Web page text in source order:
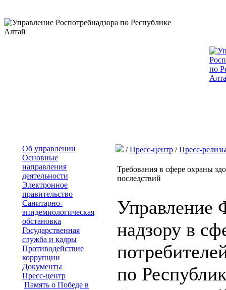
Об управлении
Основные
направления
деятельности
Электронное
правительство
Санитарно-
эпидемиологическая
обстановка
Государственная
служба и кадры
Противодействие
коррупции
Документы
Пресс-центр
Память о Победе в
/Пресс-центр /Пресс-
Требования в сфере охраны
последствий
Управление
надзору в
по